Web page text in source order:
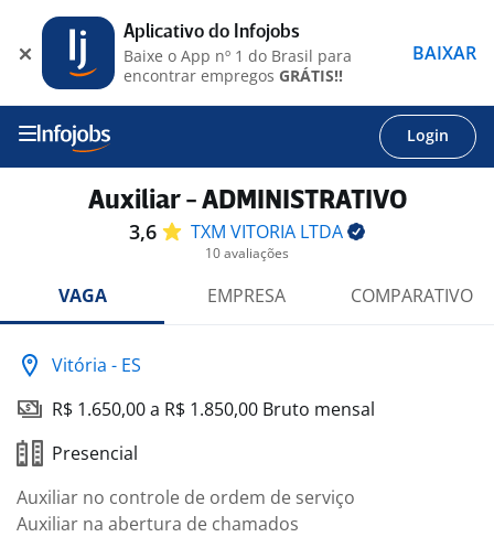
Login
Auxiliar - ADMINISTRATIVO
3,6 TXM VITORIA LTDA
10 avaliações
VAGA EMPRESA COMPARATIVO
Vitória - ES
R$ 1.650,00 a R$ 1.850,00 Bruto mensal
Presencial
Auxiliar no controle de ordem de serviço
Auxiliar na abertura de chamados
Aplicativo do Infojobs
Baixe o App nº 1 do Brasil para
encontrar empregos GRÁTIS!!
BAIXAR